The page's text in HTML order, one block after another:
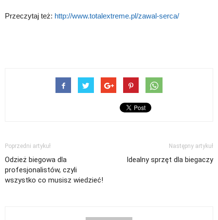
Przeczytaj też: http://www.totalextreme.pl/zawal-serca/
Poprzedni artykuł
Odzież biegowa dla
profesjonalistów, czyli
wszystko co musisz wiedzieć!
Następny artykuł
Idealny sprzęt dla biegaczy